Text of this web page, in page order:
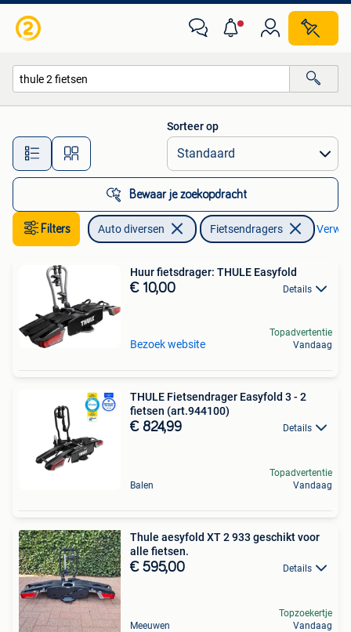
Alle afstanden…
Sorteer op
Bewaar je zoekopdracht
Filters Auto diversen Fietsendragers
Huur fietsdrager: THULE Easyfold
€ 10,00 Details
Bezoek website
Topadvertentie
Vandaag
THULE Fietsendrager Easyfold 3 - 2
fietsen (art.944100)
€ 824,99 Details
Balen
Topadvertentie
Vandaag
Thule aesyfold XT 2 933 geschikt voor
alle fietsen.
€ 595,00 Details
Meeuwen
Topzoekertje
Vandaag